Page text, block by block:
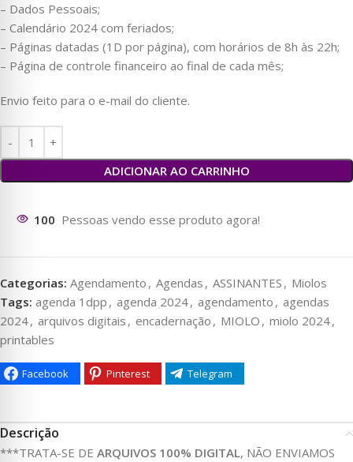
– Dados Pessoais;
– Calendário 2024 com feriados;
– Páginas datadas (1D por página), com horários de 8h às 22h;
– Página de controle financeiro ao final de cada mês;
Envio feito para o e-mail do cliente.
ADICIONAR AO CARRINHO
96 Pessoas vendo esse produto agora!
Categorias: Agendamento , Agendas , ASSINANTES , Miolos
Tags: agenda 1dpp , agenda 2024, agendamento , agendas
2024, arquivos digitais , encadernação , MIOLO , miolo 2024,
printables
Facebook Pinterest Telegram
Descrição
***TRATA-SE DE ARQUIVOS 100% DIGITAL, NÃO ENVIAMOS